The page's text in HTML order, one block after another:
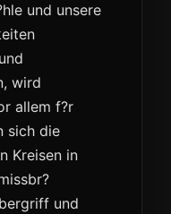
und unsere
wird
allem f?r
sich die
Kreisen in
und